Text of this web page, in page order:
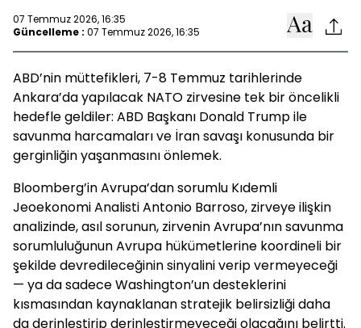
07 Temmuz 2026, 16:35
Güncelleme : 07 Temmuz 2026, 16:35
ABD’nin müttefikleri, 7-8 Temmuz tarihlerinde
Ankara’da yapılacak NATO zirvesine tek bir öncelikli
hedefle geldiler: ABD Başkanı Donald Trump ile
savunma harcamaları ve İran savaşı konusunda bir
gerginliğin yaşanmasını önlemek.
Bloomberg’in Avrupa’dan sorumlu Kıdemli
Jeoekonomi Analisti Antonio Barroso, zirveye ilişkin
analizinde, asıl sorunun, zirvenin Avrupa’nın savunma
sorumluluğunun Avrupa hükümetlerine koordineli bir
şekilde devredileceğinin sinyalini verip vermeyeceği
— ya da sadece Washington’un desteklerini
kısmasından kaynaklanan stratejik belirsizliği daha
da derinleştirip derinleştirmeyeceği olacağını belirtti.